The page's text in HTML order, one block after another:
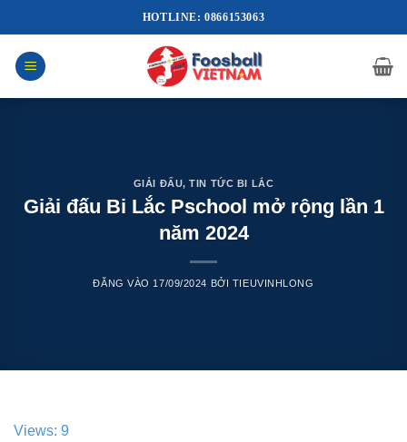
qua
nội
dung
HOTLINE: 0866153063
GIẢI ĐẤU,TIN TỨC BI LẮC
Giải đấu Bi Lắc Pschool mở rộng lần 1
năm 2024
ĐĂNG VÀO 17/09/2024 BỞI TIEUVINHLONG
Views: 9